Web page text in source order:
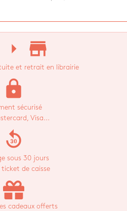
arrow_right store_mall_directory
et retrait en librairie
lock
sécurisé
Visa...
replay_30
sous 30 jours
ticket de caisse
cadeaux offerts